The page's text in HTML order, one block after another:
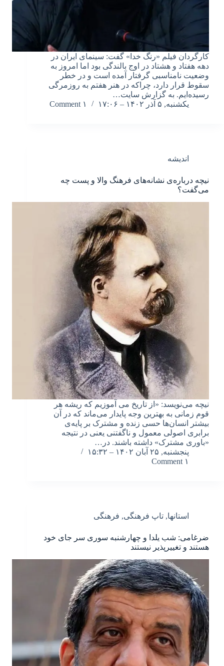
کارگردان فیلم «رنگ خدا» گفت: سینمای ایران در
دهه هفتاد و هشتاد در اوج بالندگی بود اما امروز به
وضعیت نامناسبی گرفتار آمده است و در خطر
سقوط قرار دارد، چراکه در هنر هفتم به روزمرگی
رسیده‌ایم. به گزارش سایت…
یکشنبه, ۵ آذر ۱۴۰۲ – ۱۷:۰۶
۱ Comment
اندیشه
نیچه درباره‌ی نشانه‌های فرهنگ والا و پست چه
می‌گفت؟
نیچه می‌نویسد: «از تاریخ می آموزیم که ریشه هر
قوم زمانی به بهترین وجه پایدار می‌ماند که در آن
بیشتر انسان‌ها حسی زنده و مشترک بر پایه‌ی
برابری اصولی معمول و ناگفتنی یعنی در نتیجه
«باوری مشترک» داشته باشند. در…
پنجشنبه, ۲۵ آبان ۱۴۰۲ – ۱۵:۳۲
۱ Comment
استانها, تاپ فرهنگی, فرهنگی
ضرغامی: شب یلدا و چهارشنبه سوری سر جای خود
هستند و تغییرپذیر نیستند